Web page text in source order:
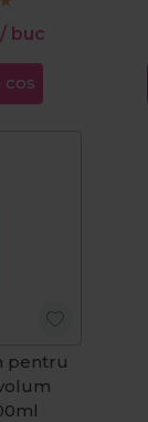
/ buc
cos
pentru